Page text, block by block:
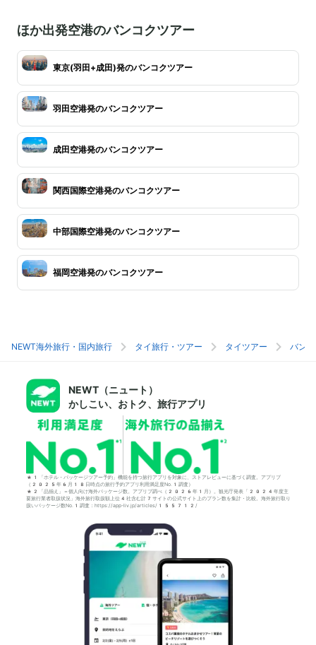
ほか出発空港のバンコクツアー
東京(羽田+成田)発のバンコクツアー
羽田空港発のバンコクツアー
成田空港発のバンコクツアー
関西国際空港発のバンコクツアー
中部国際空港発のバンコクツアー
福岡空港発のバンコクツアー
NEWT海外旅行・国内旅行 タイ旅行・ツアー タイツアー バン
NEWT（ニュート）
かしこい、おトク、旅行アプリ
*1「ホテル・パッケージツアー予約」機能を持つ旅行アプリを対象に、ストアレビューに基づく調査。アプリブ
（2025年6月18日時点の旅行予約アプリ利用満足度No.1調査）
*2「品揃え」＝個人向け海外パッケージ数。アプリブ調べ（2026年1月）。観光庁発表「2024年度主
要旅行業者取扱状況」海外旅行取扱額上位4社含む計7サイトの公式サイト上のプラン数を集計・比較。海外旅行取り
扱いパッケージ数No.1調査：https://app-liv.jp/articles/155712/